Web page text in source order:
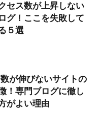
セス数が上昇しない
グ！ここを失敗して
５選
が伸びないサイトの
！専門ブログに徹し
がよい理由